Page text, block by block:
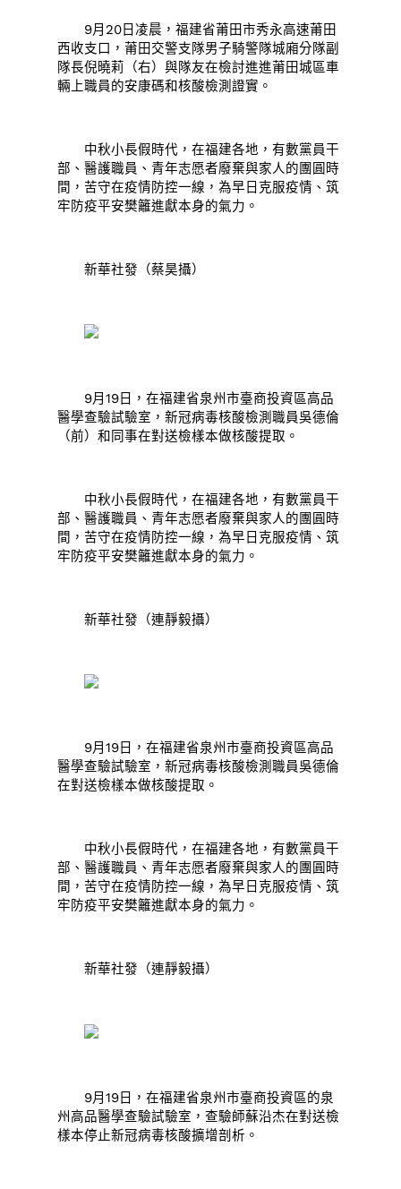
9月20日凌晨，福建省莆田市秀永高速莆田
西收支口，莆田交警支隊男子騎警隊城廂分隊副
隊長倪曉莉（右）與隊友在檢討進進莆田城區車
輛上職員的安康碼和核酸檢測證實。
中秋小長假時代，在福建各地，有數黨員干
部、醫護職員、青年志愿者廢棄與家人的團圓時
間，苦守在疫情防控一線，為早日克服疫情、筑
牢防疫平安樊籬進獻本身的氣力。
新華社發（蔡昊攝）
9月19日，在福建省泉州市臺商投資區高品
醫學查驗試驗室，新冠病毒核酸檢測職員吳德倫
（前）和同事在對送檢樣本做核酸提取。
中秋小長假時代，在福建各地，有數黨員干
部、醫護職員、青年志愿者廢棄與家人的團圓時
間，苦守在疫情防控一線，為早日克服疫情、筑
牢防疫平安樊籬進獻本身的氣力。
新華社發（連靜毅攝）
9月19日，在福建省泉州市臺商投資區高品
醫學查驗試驗室，新冠病毒核酸檢測職員吳德倫
在對送檢樣本做核酸提取。
中秋小長假時代，在福建各地，有數黨員干
部、醫護職員、青年志愿者廢棄與家人的團圓時
間，苦守在疫情防控一線，為早日克服疫情、筑
牢防疫平安樊籬進獻本身的氣力。
新華社發（連靜毅攝）
9月19日，在福建省泉州市臺商投資區的泉
州高品醫學查驗試驗室，查驗師蘇沿杰在對送檢
樣本停止新冠病毒核酸擴增剖析。